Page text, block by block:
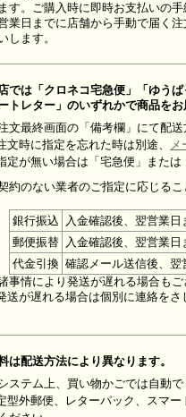
す。ご購入時に即時お支払いの
業日までに店舗から手動で届く
します。
では「クロネコ宅急便」「ゆう
トレター」のいずれかで商品をお
文最終画面の「備考欄」にて配送
文時に指定を忘れた時は別途、
メ
定が無い場合は「宅急便」または
約のない業者のご指定に応じるこ
銀行振込
入金確認後、翌営業日
郵便振替
入金確認後、翌営業日
代金引換 確認メール送信後、翌
事情により発送が遅れる場合もご
送が遅れる場合は個別に連絡をさ
は配送方法により異なります。
ステム上、買い物かごでは自動で
型外郵便、レターパック、スマー